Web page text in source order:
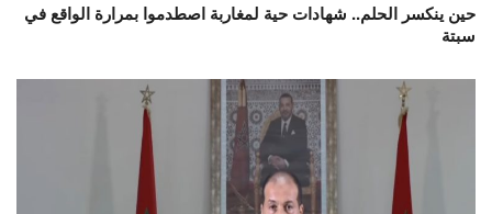
حين ينكسر الحلم.. شهادات حية لمغاربة اصطدموا بمرارة الواقع في
سبتة